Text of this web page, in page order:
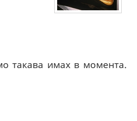
такава имах в момента.